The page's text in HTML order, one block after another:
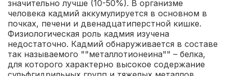
значительно лучше (10-50%). В организме
человека кадмий аккумулируется в основном в
почках, печени и двенадцатиперстной кишке.
Физиологическая роль кадмия изучена
недостаточно. Кадмий обнаруживается в составе
так называемого ""металлотионеина"" – белка,
для которого характерно высокое содержание